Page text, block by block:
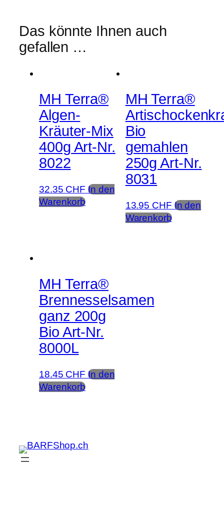
Das könnte Ihnen auch
gefallen …
MH Terra®
Algen-
Kräuter-Mix
400g Art-Nr.
8022
32.35 CHF In den
Warenkorb
MH Terra®
Bio
gemahlen
250g Art-Nr.
8031
13.95 CHF In den
Warenkorb
MH Terra®
Brennesselsamen
ganz 200g
Bio Art-Nr.
8000L
18.45 CHF In den
Warenkorb